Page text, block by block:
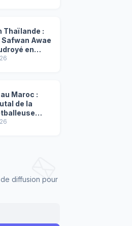
Thaïlande :
Safwan Awae
en
Maroc :
de la
Amar El
diffusion pour